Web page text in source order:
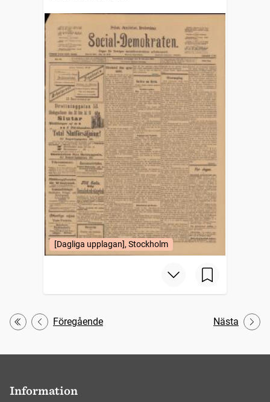
[Dagliga upplagan], Stockholm
Första
Föregående Nästa
Information